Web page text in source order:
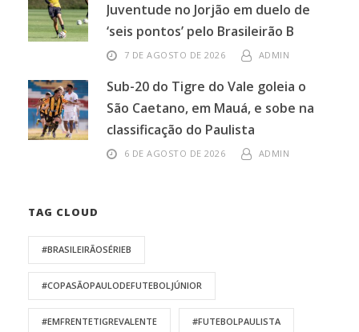
Juventude no Jorjão em duelo de
‘seis pontos’ pelo Brasileirão B
7 DE AGOSTO DE 2026 ADMIN
Sub-20 do Tigre do Vale goleia o
São Caetano, em Mauá, e sobe na
classificação do Paulista
6 DE AGOSTO DE 2026 ADMIN
TAG CLOUD
#BRASILEIRÃOSÉRIEB
#COPASÃOPAULODEFUTEBOLJÚNIOR
#EMFRENTETIGREVALENTE #FUTEBOLPAULISTA